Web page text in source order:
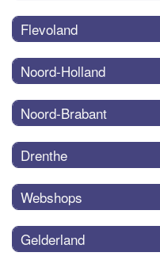
Flevoland
Noord-Holland
Noord-Brabant
Drenthe
Webshops
Gelderland